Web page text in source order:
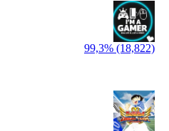
99,3% (18,822)